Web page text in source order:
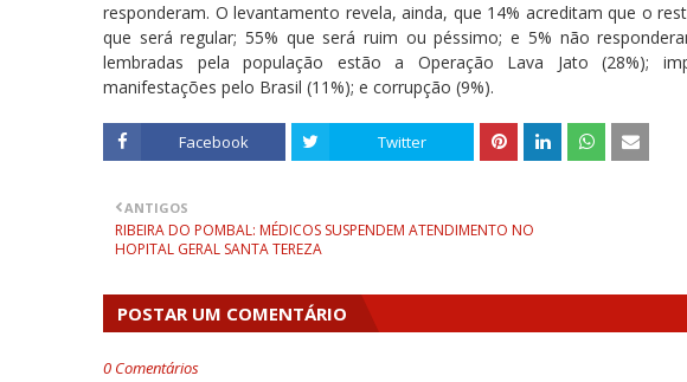
responderam. O levantamento revela, ainda, que 14% acreditam que o
que será regular; 55% que será ruim ou péssimo; e 5% não
lembradas pela população estão a Operação Lava Jato (28%);
manifestações pelo Brasil (11%); e corrupção (9%).
Facebook Twitter
ANTIGOS
RIBEIRA DO POMBAL: MÉDICOS SUSPENDEM ATENDIMENTO NO
HOPITAL GERAL SANTA TEREZA
POSTAR UM COMENTÁRIO
0 Comentários